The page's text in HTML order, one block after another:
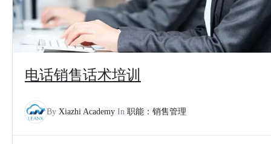
电话销售话术培训
By Xiazhi Academy In 职能：销售管理